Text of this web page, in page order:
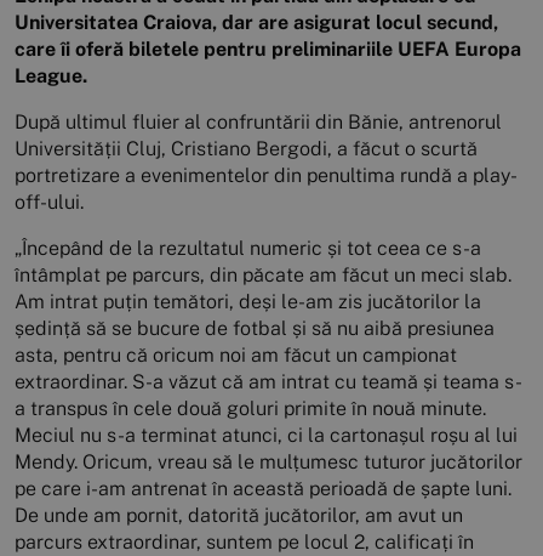
Universitatea Craiova, dar are asigurat locul secund,
care îi oferă biletele pentru preliminariile UEFA Europa
League.
După ultimul fluier al confruntării din Bănie, antrenorul
Universității Cluj, Cristiano Bergodi, a făcut o scurtă
portretizare a evenimentelor din penultima rundă a play-
off-ului.
„Începând de la rezultatul numeric și tot ceea ce s-a
întâmplat pe parcurs, din păcate am făcut un meci slab.
Am intrat puțin temători, deși le-am zis jucătorilor la
ședință să se bucure de fotbal și să nu aibă presiunea
asta, pentru că oricum noi am făcut un campionat
extraordinar. S-a văzut că am intrat cu teamă și teama s-
a transpus în cele două goluri primite în nouă minute.
Meciul nu s-a terminat atunci, ci la cartonașul roșu al lui
Mendy. Oricum, vreau să le mulțumesc tuturor jucătorilor
pe care i-am antrenat în această perioadă de șapte luni.
De unde am pornit, datorită jucătorilor, am avut un
parcurs extraordinar, suntem pe locul 2, calificați în